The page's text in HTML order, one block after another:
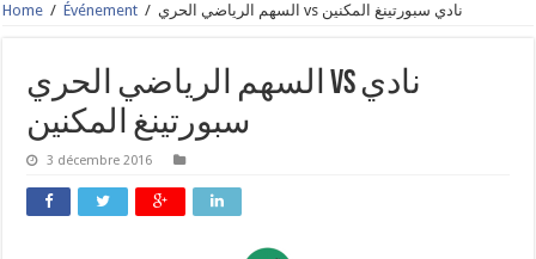
Home / Événement / السهم الرياضي الحري‎ vs نادي سبورتينغ المكنين
السهم الرياضي الحري‎ vs نادي
سبورتينغ المكنين
3 décembre 2016